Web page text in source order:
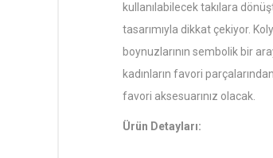
kullanılabilecek takılara
tasarımıyla dikkat çekiyor.
boynuzlarının sembolik bir
kadınların favori
favori aksesuarınız olacak.
Ürün Detayları: